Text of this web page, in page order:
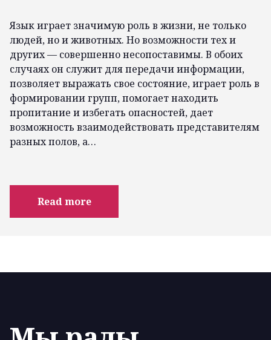
Язык играет значимую роль в жизни, не только
людей, но и животных. Но возможности тех и
других — совершенно несопоставимы. В обоих
случаях он служит для передачи информации,
позволяет выражать свое состояние, играет роль в
формировании групп, помогает находить
пропитание и избегать опасностей, дает
возможность взаимодействовать представителям
разных полов, а…
Read more